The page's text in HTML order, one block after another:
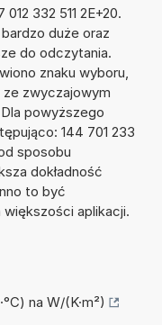
332 511 2E+20.
duże oraz
do odczytania.
znaku wyboru,
zwyczajowym
powyższego
144 701 233
sposobu
dokładność
to być
aplikacji.
na W/(K·m²)